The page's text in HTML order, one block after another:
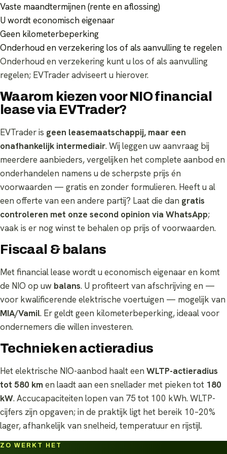
Vaste maandtermijnen (rente en aflossing)
U wordt economisch eigenaar
Geen kilometerbeperking
Onderhoud en verzekering los of als aanvulling te regelen
Onderhoud en verzekering kunt u los of als aanvulling
regelen; EVTrader adviseert u hierover.
Waarom kiezen voor NIO financial
lease via EVTrader?
EVTrader is geen leasemaatschappij, maar een
onafhankelijk intermediair. Wij leggen uw aanvraag bij
meerdere aanbieders, vergelijken het complete aanbod en
onderhandelen namens u de scherpste prijs én
voorwaarden — gratis en zonder formulieren. Heeft u al
een offerte van een andere partij? Laat die dan gratis
controleren met onze second opinion via WhatsApp;
vaak is er nog winst te behalen op prijs of voorwaarden.
Fiscaal & balans
Met financial lease wordt u economisch eigenaar en komt
de NIO op uw balans. U profiteert van afschrijving en —
voor kwalificerende elektrische voertuigen — mogelijk van
MIA/Vamil. Er geldt geen kilometerbeperking, ideaal voor
ondernemers die willen investeren.
Techniek en actieradius
Het elektrische NIO-aanbod haalt een WLTP-actieradius
tot 580 km en laadt aan een snellader met pieken tot 180
kW. Accucapaciteiten lopen van 75 tot 100 kWh. WLTP-
cijfers zijn opgaven; in de praktijk ligt het bereik 10–20%
lager, afhankelijk van snelheid, temperatuur en rijstijl.
ZO WERKT HET